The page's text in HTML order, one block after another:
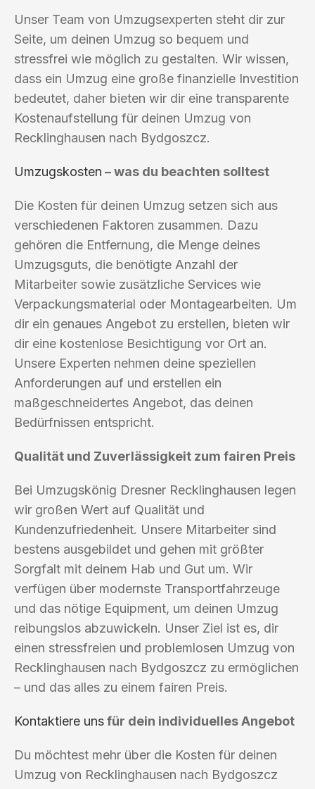
Unser Team von Umzugsexperten steht dir zur
Seite, um deinen Umzug so bequem und
stressfrei wie möglich zu gestalten. Wir wissen,
dass ein Umzug eine große finanzielle Investition
bedeutet, daher bieten wir dir eine transparente
Kostenaufstellung für deinen Umzug von
Recklinghausen nach Bydgoszcz.
Umzugskosten – was du beachten solltest
Die Kosten für deinen Umzug setzen sich aus
verschiedenen Faktoren zusammen. Dazu
gehören die Entfernung, die Menge deines
Umzugsguts, die benötigte Anzahl der
Mitarbeiter sowie zusätzliche Services wie
Verpackungsmaterial oder Montagearbeiten. Um
dir ein genaues Angebot zu erstellen, bieten wir
dir eine kostenlose Besichtigung vor Ort an.
Unsere Experten nehmen deine speziellen
Anforderungen auf und erstellen ein
maßgeschneidertes Angebot, das deinen
Bedürfnissen entspricht.
Qualität und Zuverlässigkeit zum fairen Preis
Bei Umzugskönig Dresner Recklinghausen legen
wir großen Wert auf Qualität und
Kundenzufriedenheit. Unsere Mitarbeiter sind
bestens ausgebildet und gehen mit größter
Sorgfalt mit deinem Hab und Gut um. Wir
verfügen über modernste Transportfahrzeuge
und das nötige Equipment, um deinen Umzug
reibungslos abzuwickeln. Unser Ziel ist es, dir
einen stressfreien und problemlosen Umzug von
Recklinghausen nach Bydgoszcz zu ermöglichen
– und das alles zu einem fairen Preis.
Kontaktiere unsfür dein individuelles Angebot
Du möchtest mehr über die Kosten für deinen
Umzug von Recklinghausen nach Bydgoszcz